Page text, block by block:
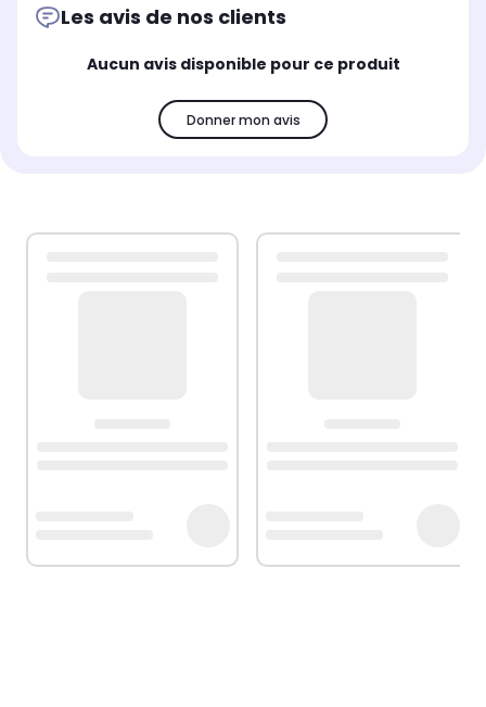
Les avis de nos clients
Aucun avis disponible pour ce produit
Donner mon avis